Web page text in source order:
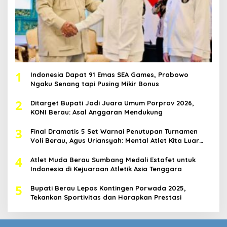
1
Indonesia Dapat 91 Emas SEA Games, Prabowo
Ngaku Senang tapi Pusing Mikir Bonus
2
Ditarget Bupati Jadi Juara Umum Porprov 2026,
KONI Berau: Asal Anggaran Mendukung
3
Final Dramatis 5 Set Warnai Penutupan Turnamen
Voli Berau, Agus Uriansyah: Mental Atlet Kita Luar
4
Atlet Muda Berau Sumbang Medali Estafet untuk
Indonesia di Kejuaraan Atletik Asia Tenggara
5
Bupati Berau Lepas Kontingen Porwada 2025,
Tekankan Sportivitas dan Harapkan Prestasi